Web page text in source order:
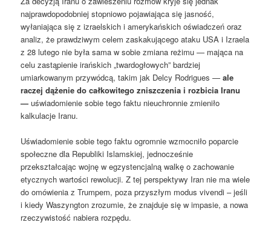
najprawdopodobniej stopniowo pojawiająca się jasność,
wyłaniająca się z izraelskich i amerykańskich oświadczeń oraz
analiz, że prawdziwym celem zaskakującego ataku USA i Izraela
z 28 lutego nie była sama w sobie zmiana reżimu — mająca na
celu zastąpienie irańskich „twardogłowych” bardziej
umiarkowanym przywódcą, takim jak Delcy Rodrigues — ale
raczej dążenie do całkowitego zniszczenia i rozbicia Iranu
— uświadomienie sobie tego faktu nieuchronnie zmieniło
kalkulacje Iranu.
Uświadomienie sobie tego faktu ogromnie wzmocniło poparcie
społeczne dla Republiki Islamskiej, jednocześnie
przekształcając wojnę w egzystencjalną walkę o zachowanie
etycznych wartości rewolucji. Z tej perspektywy Iran nie ma wiele
do omówienia z Trumpem, poza przyszłym modus vivendi – jeśli
i kiedy Waszyngton zrozumie, że znajduje się w impasie, a nowa
rzeczywistość nabiera rozpędu.